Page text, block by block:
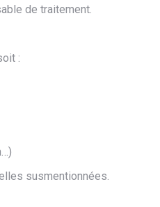
de traitement.
:
susmentionnées.